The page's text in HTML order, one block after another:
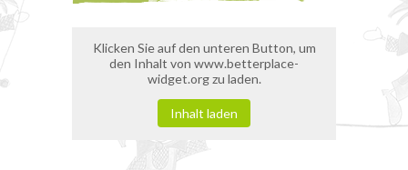
Klicken Sie auf den unteren Button, um
den Inhalt von www.betterplace-
widget.org zu laden.
Inhalt laden